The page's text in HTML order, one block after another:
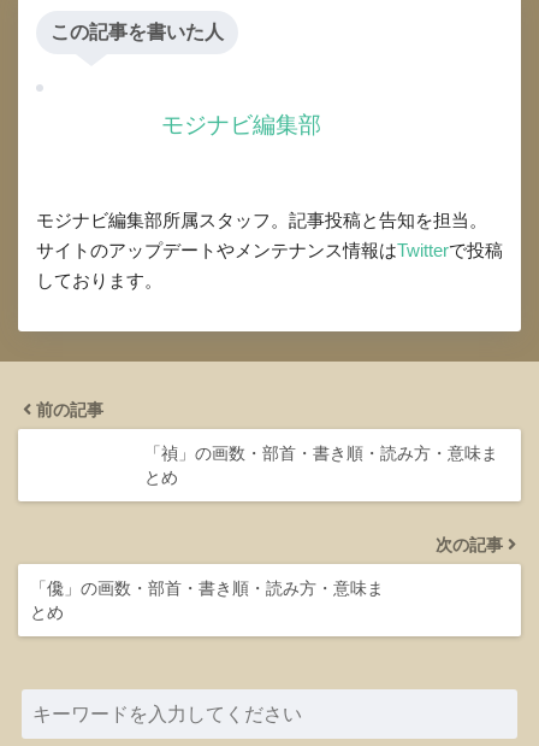
この記事を書いた人
モジナビ編集部
モジナビ編集部所属スタッフ。記事投稿と告知を担当。
サイトのアップデートやメンテナンス情報はTwitterで投稿
しております。
前の記事
「禎」の画数・部首・書き順・読み方・意味ま
とめ
次の記事
「儳」の画数・部首・書き順・読み方・意味ま
とめ